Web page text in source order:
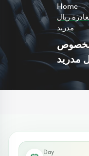
Home
ريال
مدريد
بخصوص
مدريد
Day